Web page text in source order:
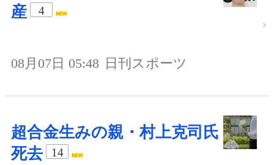
産
4
08月07日 05:48 日刊スポーツ
超合金生みの親・村上克司氏
死去
14